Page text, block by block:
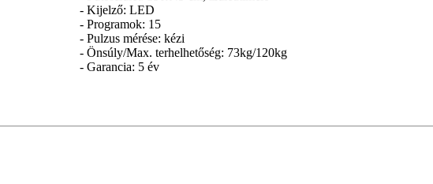
- Kijelző: LED
- Programok: 15
- Pulzus mérése: kézi
- Önsúly/Max. terhelhetőség: 73kg/120kg
- Garancia: 5 év